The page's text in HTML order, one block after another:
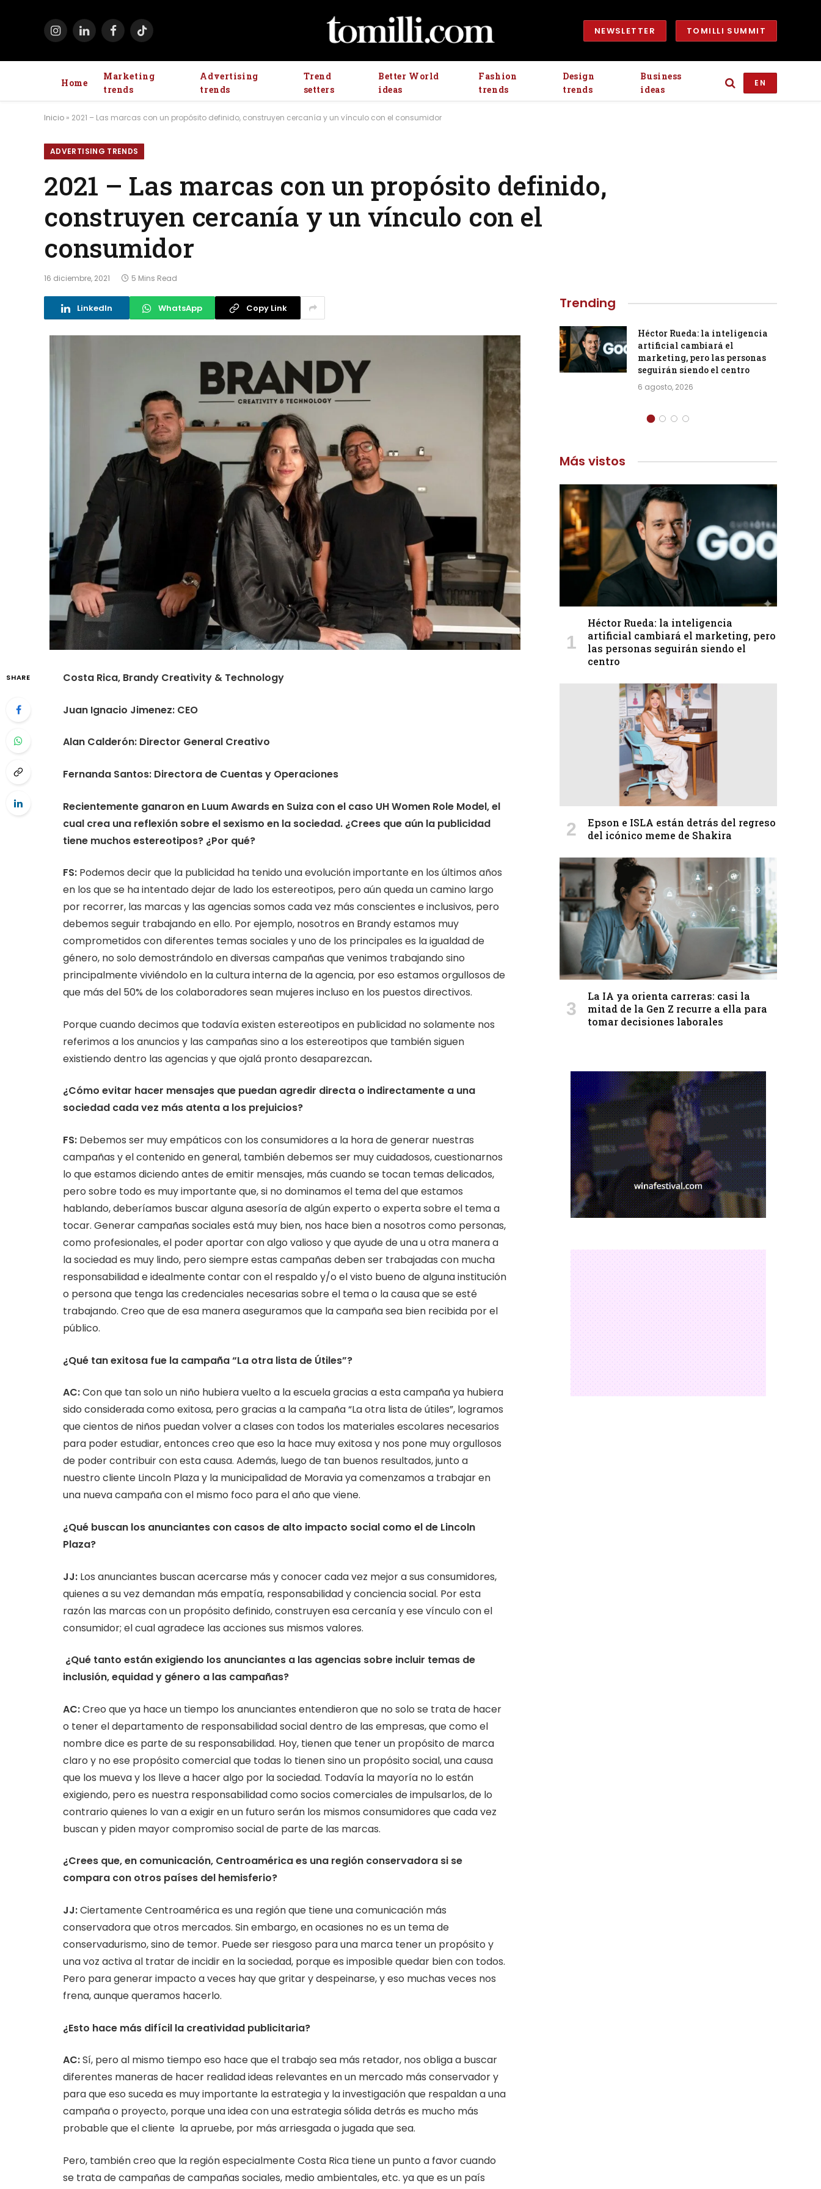
InstagramLinkedInFacebook
TikTok NEWSLETTER TOMILLI SUMMIT
Home
Marketing
trends
Advertising
trends
Trend
setters
Better World
ideas
Fashion
trends
Design
trends
Business
ideas
EN
Inicio » 2021 – Las marcas con un propósito definido, construyen cercanía y un vínculo con el consumidor
ADVERTISING TRENDS
2021 – Las marcas con un propósito definido,
construyen cercanía y un vínculo con el
consumidor
16 diciembre, 2021 5 Mins Read
LinkedIn WhatsApp Copy Link
SHARE Costa Rica, Brandy Creativity & Technology
Juan Ignacio Jimenez: CEO
Alan Calderón: Director General Creativo
Fernanda Santos: Directora de Cuentas y Operaciones
Recientemente ganaron en Luum Awards en Suiza con el caso UH Women Role Model, el
cual crea una reflexión sobre el sexismo en la sociedad. ¿Crees que aún la publicidad
tiene muchos estereotipos? ¿Por qué?
FS: Podemos decir que la publicidad ha tenido una evolución importante en los últimos años
en los que se ha intentado dejar de lado los estereotipos, pero aún queda un camino largo
por recorrer, las marcas y las agencias somos cada vez más conscientes e inclusivos, pero
debemos seguir trabajando en ello. Por ejemplo, nosotros en Brandy estamos muy
comprometidos con diferentes temas sociales y uno de los principales es la igualdad de
género, no solo demostrándolo en diversas campañas que venimos trabajando sino
principalmente viviéndolo en la cultura interna de la agencia, por eso estamos orgullosos de
que más del 50% de los colaboradores sean mujeres incluso en los puestos directivos.
Porque cuando decimos que todavía existen estereotipos en publicidad no solamente nos
referimos a los anuncios y las campañas sino a los estereotipos que también siguen
existiendo dentro las agencias y que ojalá pronto desaparezcan.
¿Cómo evitar hacer mensajes que puedan agredir directa o indirectamente a una
sociedad cada vez más atenta a los prejuicios?
FS: Debemos ser muy empáticos con los consumidores a la hora de generar nuestras
campañas y el contenido en general, también debemos ser muy cuidadosos, cuestionarnos
lo que estamos diciendo antes de emitir mensajes, más cuando se tocan temas delicados,
pero sobre todo es muy importante que, si no dominamos el tema del que estamos
hablando, deberíamos buscar alguna asesoría de algún experto o experta sobre el tema a
tocar. Generar campañas sociales está muy bien, nos hace bien a nosotros como personas,
como profesionales, el poder aportar con algo valioso y que ayude de una u otra manera a
la sociedad es muy lindo, pero siempre estas campañas deben ser trabajadas con mucha
responsabilidad e idealmente contar con el respaldo y/o el visto bueno de alguna institución
o persona que tenga las credenciales necesarias sobre el tema o la causa que se esté
trabajando. Creo que de esa manera aseguramos que la campaña sea bien recibida por el
público.
¿Qué tan exitosa fue la campaña “La otra lista de Útiles”?
AC:Con que tan solo un niño hubiera vuelto a la escuela gracias a esta campaña ya hubiera
sido considerada como exitosa, pero gracias a la campaña “La otra lista de útiles”, logramos
que cientos de niños puedan volver a clases con todos los materiales escolares necesarios
para poder estudiar, entonces creo que eso la hace muy exitosa y nos pone muy orgullosos
de poder contribuir con esta causa. Además, luego de tan buenos resultados, junto a
nuestro cliente Lincoln Plaza y la municipalidad de Moravia ya comenzamos a trabajar en
una nueva campaña con el mismo foco para el año que viene.
¿Qué buscan los anunciantes con casos de alto impacto social como el de Lincoln
Plaza?
JJ: Los anunciantes buscan acercarse más y conocer cada vez mejor a sus consumidores,
quienes a su vez demandan más empatía, responsabilidad y conciencia social. Por esta
razón las marcas con un propósito definido, construyen esa cercanía y ese vínculo con el
consumidor; el cual agradece las acciones sus mismos valores.
¿Qué tanto están exigiendo los anunciantes a las agencias sobre incluir temas de
inclusión, equidad y género a las campañas?
AC:Creo que ya hace un tiempo los anunciantes entendieron que no solo se trata de hacer
o tener el departamento de responsabilidad social dentro de las empresas, que como el
nombre dice es parte de su responsabilidad. Hoy, tienen que tener un propósito de marca
claro y no ese propósito comercial que todas lo tienen sino un propósito social, una causa
que los mueva y los lleve a hacer algo por la sociedad. Todavía la mayoría no lo están
exigiendo, pero es nuestra responsabilidad como socios comerciales de impulsarlos, de lo
contrario quienes lo van a exigir en un futuro serán los mismos consumidores que cada vez
buscan y piden mayor compromiso social de parte de las marcas.
¿Crees que, en comunicación, Centroamérica es una región conservadora si se
compara con otros países del hemisferio?
JJ:Ciertamente Centroamérica es una región que tiene una comunicación más
conservadora que otros mercados. Sin embargo, en ocasiones no es un tema de
conservadurismo, sino de temor. Puede ser riesgoso para una marca tener un propósito y
una voz activa al tratar de incidir en la sociedad, porque es imposible quedar bien con todos.
Pero para generar impacto a veces hay que gritar y despeinarse, y eso muchas veces nos
frena, aunque queramos hacerlo.
¿Esto hace más difícil la creatividad publicitaria?
AC:Sí, pero al mismo tiempo eso hace que el trabajo sea más retador, nos obliga a buscar
diferentes maneras de hacer realidad ideas relevantes en un mercado más conservador y
para que eso suceda es muy importante la estrategia y la investigación que respaldan a una
campaña o proyecto, porque una idea con una estrategia sólida detrás es mucho más
probable que el cliente la apruebe, por más arriesgada o jugada que sea.
Pero, también creo que la región especialmente Costa Rica tiene un punto a favor cuando
se trata de campañas de campañas sociales, medio ambientales, etc. ya que es un país
Trending
La competencia en redes
sociales y su relación con la
ansiedad de los usuarios
Héctor Rueda: la inteligencia
artificial cambiará el
marketing, pero las personas
seguirán siendo el centro
6 agosto, 2026
Más vistos
Héctor Rueda: la inteligencia
artificial cambiará el marketing, pero
las personas seguirán siendo el
centro
Epson e ISLA están detrás del regreso
del icónico meme de Shakira
La IA ya orienta carreras: casi la
mitad de la Gen Z recurre a ella para
tomar decisiones laborales